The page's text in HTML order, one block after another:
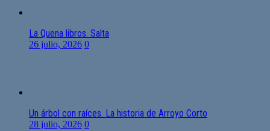
La Quena libros. Salta
26 julio, 2026 0
Un árbol con raíces. La historia de Arroyo Corto
28 julio, 2026 0